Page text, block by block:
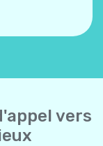
vers